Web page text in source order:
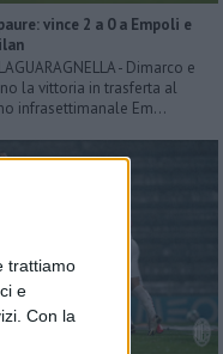
trattiamo
e
Con la
vince 2 a 0 a Empoli e
- Dimarco e
la vittoria in trasferta al
infrasettimanale Em...